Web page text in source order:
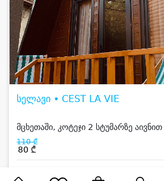
სელავი • CEST LA VIE
მცხეთაში, კოტეჯი 2 სტუმარზე აივნით
110 ₾
80 ₾